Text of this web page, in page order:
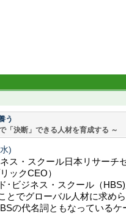
う
「決断」できる人材を育成する ～
)
ス・スクール日本リサーチ
ックCEO）
･ビジネス・スクール（
とでグローバル人材に求め
の代名詞ともなっているケ